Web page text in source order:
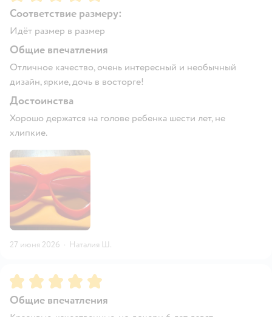
Соответствие размеру:
Идёт размер в размер
Общие впечатления
Отличное качество, очень интересный и необычный
дизайн, яркие, дочь в восторге!
Достоинства
Хорошо держатся на голове ребенка шести лет, не
хлипкие.
27 июня 2026 · Наталия Ш.
Рейтинг:5
Общие впечатления